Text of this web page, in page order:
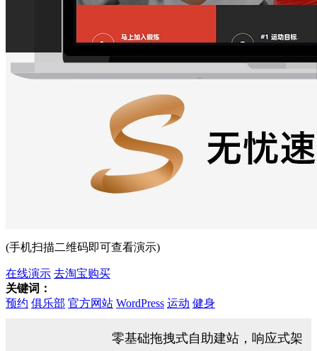
(手机扫描二维码即可查看演示)
在线演示 去淘宝购买
关键词：
预约 俱乐部 官方网站 WordPress 运动 健身
零基础拖拽式自助建站，响应式架